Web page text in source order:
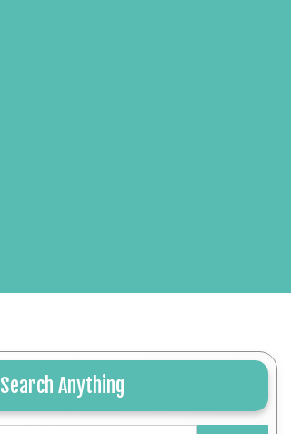
Search Anything